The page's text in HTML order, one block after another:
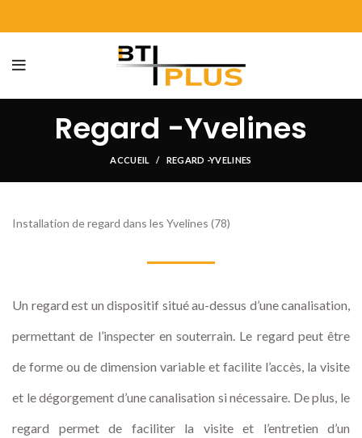
Regard -Yvelines
ACCUEIL REGARD -YVELINES
Installation de regard dans les Yvelines (78)
Un regard est un dispositif situé au-dessus d’une canalisation,
permettant de l’inspecter en souterrain. Le regard peut être
de forme ou de dimension variable et facilite l’accès, la visite
et le dégorgement d’une canalisation si nécessaire. De plus, le
regard permet de faciliter la visite et l’entretien d’un